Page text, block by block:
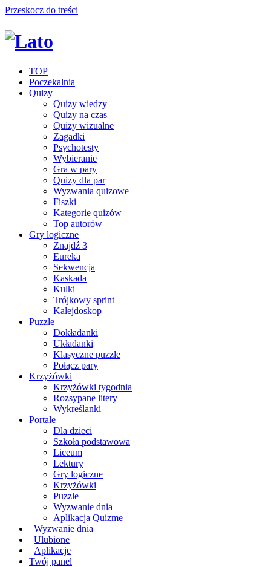
Przeskocz do treści
TOP
Poczekalnia
Quizy
Quizy wiedzy
Quizy na czas
Quizy wizualne
Zagadki
Psychotesty
Wybieranie
Gra w pary
Quizy dla par
Wyzwania quizowe
Fiszki
Kategorie quizów
Top autorów
Gry logiczne
Znajdź 3
Eureka
Sekwencja
Kaskada
Kulki
Trójkowy sprint
Kalejdoskop
Puzzle
Dokładanki
Układanki
Klasyczne puzzle
Połącz pary
Krzyżówki
Krzyżówki tygodnia
Rozsypane litery
Wykreślanki
Portale
Dla dzieci
Szkoła podstawowa
Liceum
Lektury
Gry logiczne
Krzyżówki
Puzzle
Wyzwanie dnia
Aplikacja Quizme
Wyzwanie dnia
Ulubione
Aplikacje
Twój panel